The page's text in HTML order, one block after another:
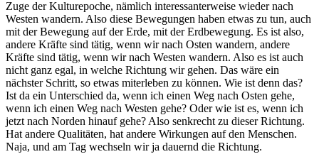
Zuge der Kulturepoche, nämlich interessanterweise wieder nach
Westen wandern. Also diese Bewegungen haben etwas zu tun, auch
mit der Bewegung auf der Erde, mit der Erdbewegung. Es ist also,
andere Kräfte sind tätig, wenn wir nach Osten wandern, andere
Kräfte sind tätig, wenn wir nach Westen wandern. Also es ist auch
nicht ganz egal, in welche Richtung wir gehen. Das wäre ein
nächster Schritt, so etwas miterleben zu können. Wie ist denn das?
Ist da ein Unterschied da, wenn ich einen Weg nach Osten gehe,
wenn ich einen Weg nach Westen gehe? Oder wie ist es, wenn ich
jetzt nach Norden hinauf gehe? Also senkrecht zu dieser Richtung.
Hat andere Qualitäten, hat andere Wirkungen auf den Menschen.
Naja, und am Tag wechseln wir ja dauernd die Richtung.